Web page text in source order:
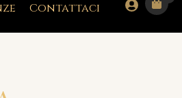
Contattaci